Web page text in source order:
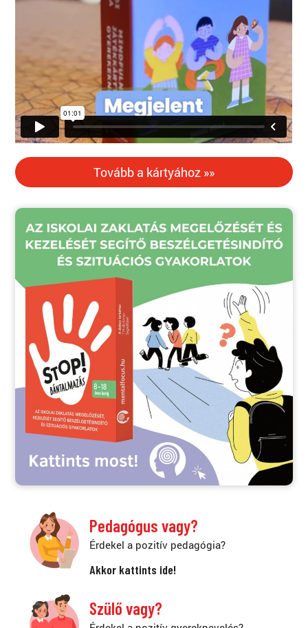
Tovább a kártyához »»
Pedagógus vagy?
Érdekel a pozitív pedagógia?
Akkor kattints ide!
Szülő vagy?